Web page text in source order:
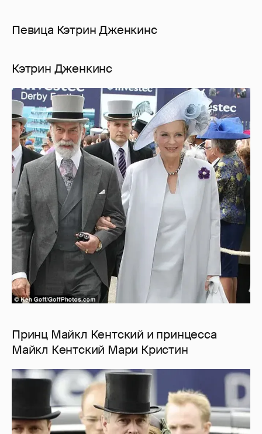
Певица Кэтрин Дженкинс
Кэтрин Дженкинс
Принц Майкл Кентский и принцесса
Майкл Кентский Мари Кристин